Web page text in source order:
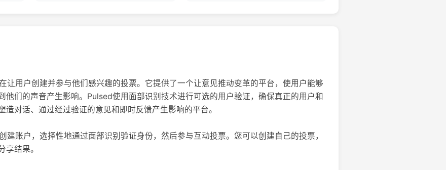
让用户创建并参与他们感兴趣的投票。它提供了一个让意见推动变革的平台，使用户能够
他们的声音产生影响。Pulsed使用面部识别技术进行可选的用户验证，确保真正的用户和
造对话、通过经过验证的意见和即时反馈产生影响的平台。
建账户，选择性地通过面部识别验证身份，然后参与互动投票。您可以创建自己的投票，
享结果。